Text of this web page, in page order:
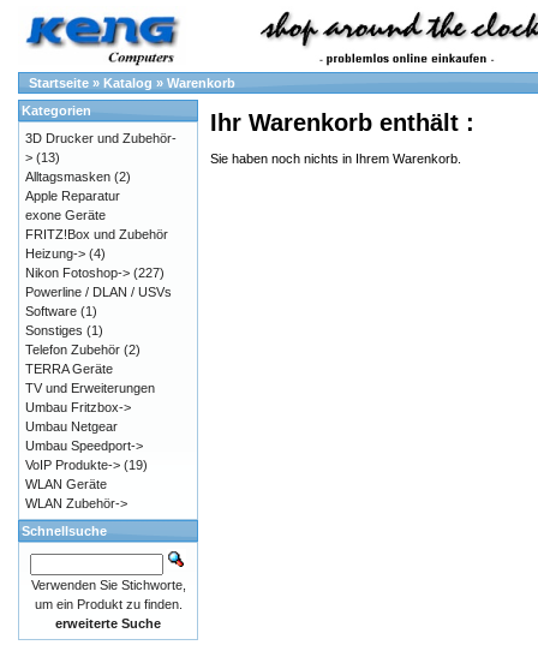
Startseite » Katalog » Warenkorb
Ihr Warenkorb enthält :
Sie haben noch nichts in Ihrem Warenkorb.
Kategorien
3D Drucker und Zubehör-
> (13)
Alltagsmasken (2)
Apple Reparatur
exone Geräte
FRITZ!Box und Zubehör
Heizung-> (4)
Nikon Fotoshop-> (227)
Powerline / DLAN / USVs
Software (1)
Sonstiges (1)
Telefon Zubehör (2)
TERRA Geräte
TV und Erweiterungen
Umbau Fritzbox->
Umbau Netgear
Umbau Speedport->
VoIP Produkte-> (19)
WLAN Geräte
WLAN Zubehör->
Schnellsuche
Verwenden Sie Stichworte,
um ein Produkt zu finden.
erweiterte Suche